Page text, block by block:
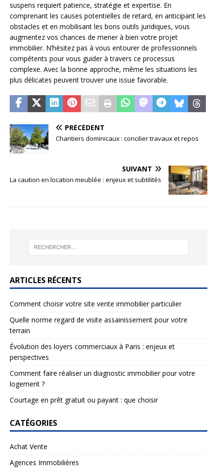
suspens requiert patience, stratégie et expertise. En
comprenant les causes potentielles de retard, en anticipant les
obstacles et en mobilisant les bons outils juridiques, vous
augmentez vos chances de mener à bien votre projet
immobilier. N’hésitez pas à vous entourer de professionnels
compétents pour vous guider à travers ce processus
complexe. Avec la bonne approche, même les situations les
plus délicates peuvent trouver une issue favorable.
PRÉCÉDENT
Chantiers dominicaux : concilier travaux et repos
SUIVANT
La caution en location meublée : enjeux et subtilités
ARTICLES RÉCENTS
Comment choisir votre site vente immobilier particulier
Quelle norme regard de visite assainissement pour votre
terrain
Évolution des loyers commerciaux à Paris : enjeux et
perspectives
Comment faire réaliser un diagnostic immobilier pour votre
logement ?
Courtage en prêt gratuit ou payant : que choisir
CATÉGORIES
Achat Vente
Agences Immobilières